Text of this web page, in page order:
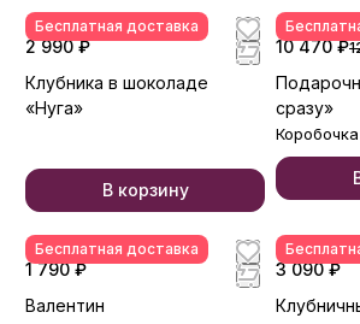
Бесплатная доставка
2 990 ₽
Клубника в шоколаде
«Нуга»
В корзину
10 470 ₽
сразу»
Бесплатная доставка
1 790 ₽
Валентин
3 090 ₽